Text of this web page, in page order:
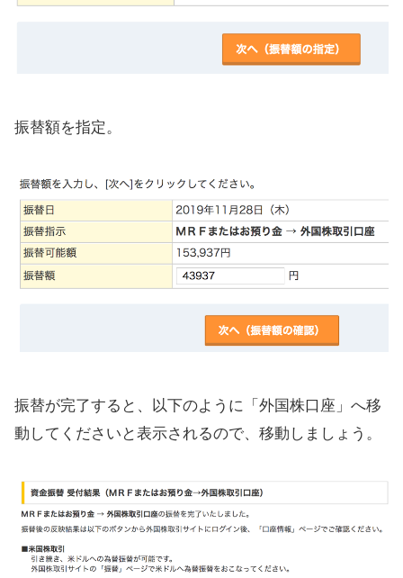
振替額を指定。
振替が完了すると、以下のように「外国株口座」へ移
動してくださいと表示されるので、移動しましょう。